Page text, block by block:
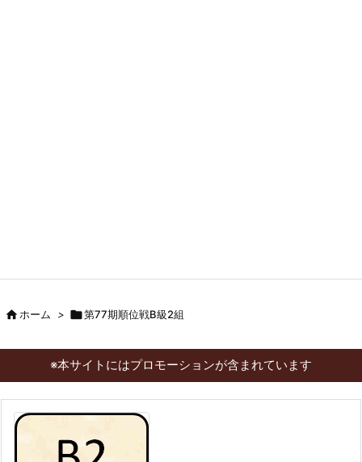
ホーム > 第77期順位戦B級2組
※本サイトにはプロモーションが含まれています